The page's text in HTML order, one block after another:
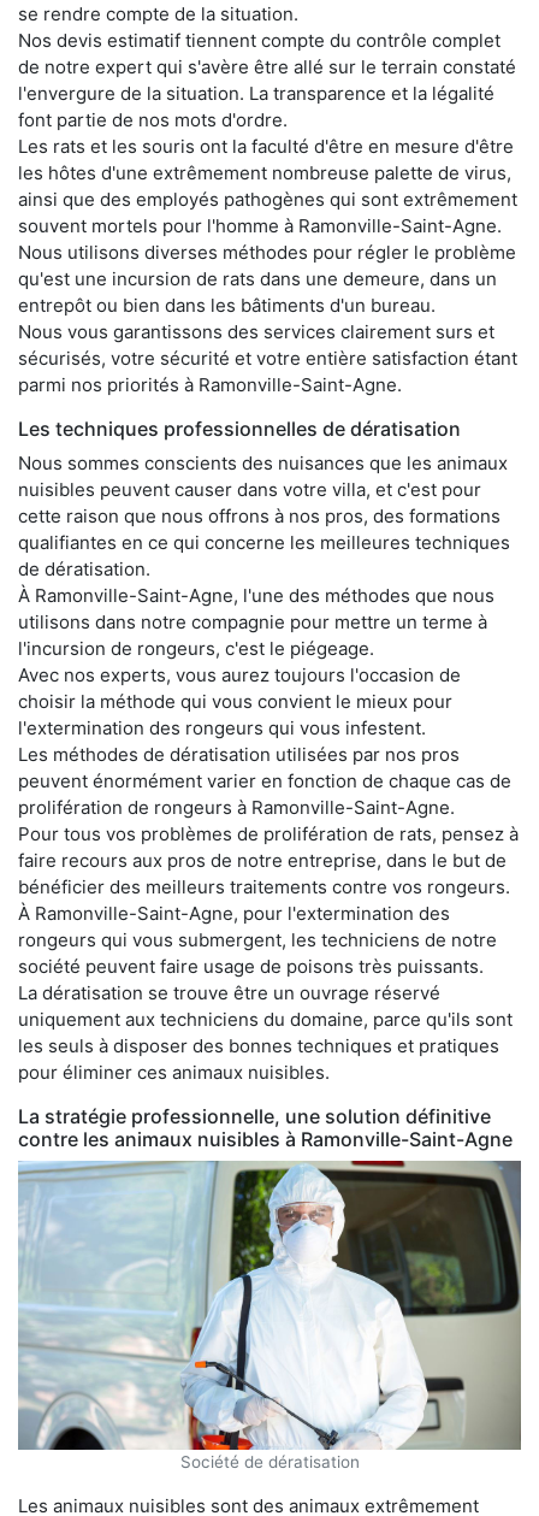
se rendre compte de la situation.
Nos devis estimatif tiennent compte du contrôle complet
de notre expert qui s'avère être allé sur le terrain constaté
l'envergure de la situation. La transparence et la légalité
font partie de nos mots d'ordre.
Les rats et les souris ont la faculté d'être en mesure d'être
les hôtes d'une extrêmement nombreuse palette de virus,
ainsi que des employés pathogènes qui sont extrêmement
souvent mortels pour l'homme à Ramonville-Saint-Agne.
Nous utilisons diverses méthodes pour régler le problème
qu'est une incursion de rats dans une demeure, dans un
entrepôt ou bien dans les bâtiments d'un bureau.
Nous vous garantissons des services clairement surs et
sécurisés, votre sécurité et votre entière satisfaction étant
parmi nos priorités à Ramonville-Saint-Agne.
Les techniques professionnelles de dératisation
Nous sommes conscients des nuisances que les animaux
nuisibles peuvent causer dans votre villa, et c'est pour
cette raison que nous offrons à nos pros, des formations
qualifiantes en ce qui concerne les meilleures techniques
de dératisation.
À Ramonville-Saint-Agne, l'une des méthodes que nous
utilisons dans notre compagnie pour mettre un terme à
l'incursion de rongeurs, c'est le piégeage.
Avec nos experts, vous aurez toujours l'occasion de
choisir la méthode qui vous convient le mieux pour
l'extermination des rongeurs qui vous infestent.
Les méthodes de dératisation utilisées par nos pros
peuvent énormément varier en fonction de chaque cas de
prolifération de rongeurs à Ramonville-Saint-Agne.
Pour tous vos problèmes de prolifération de rats, pensez à
faire recours aux pros de notre entreprise, dans le but de
bénéficier des meilleurs traitements contre vos rongeurs.
À Ramonville-Saint-Agne, pour l'extermination des
rongeurs qui vous submergent, les techniciens de notre
société peuvent faire usage de poisons très puissants.
La dératisation se trouve être un ouvrage réservé
uniquement aux techniciens du domaine, parce qu'ils sont
les seuls à disposer des bonnes techniques et pratiques
pour éliminer ces animaux nuisibles.
La stratégie professionnelle, une solution définitive
contre les animaux nuisibles à Ramonville-Saint-Agne
Société de dératisation
Les animaux nuisibles sont des animaux extrêmement